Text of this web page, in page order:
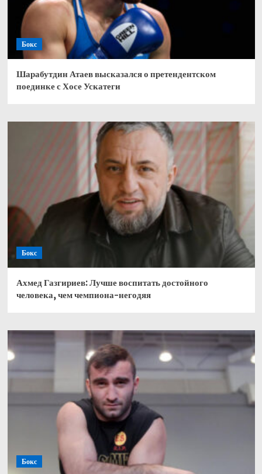
Бокс
Шарабутдин Атаев высказался о претендентском
поединке с Хосе Ускатеги
Бокс
Ахмед Газгириев: Лучше воспитать достойного
человека, чем чемпиона-негодяя
Бокс